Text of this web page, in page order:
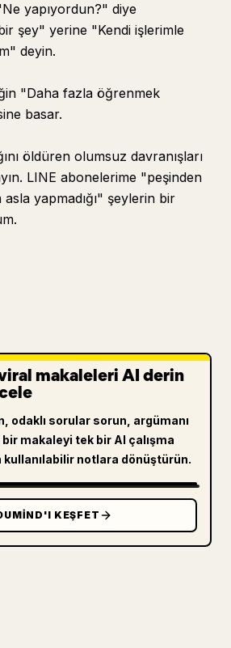
yapıyordun?" diye
şey" yerine "Kendi işlerimle
deyin.
"Daha fazla öğrenmek
basar.
öldüren olumsuz davranışları
LINE abonelerime "peşinden
asla yapmadığı" şeylerin bir
makaleleri AI derin
odaklı sorular sorun, argümanı
makaleyi tek bir AI çalışma
kullanılabilir notlara dönüştürün.
KEŞFET